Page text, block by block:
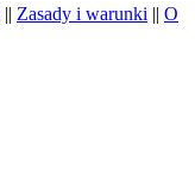
|| Zasady i warunki || O